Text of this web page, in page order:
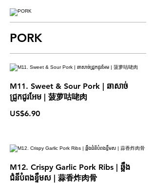
PORK
M11. Sweet & Sour Pork | ឆាសាច់
ជ្រូកជូរអែម​ | 菠萝咕咾肉
US$6.90
M12. Crispy Garlic Pork Ribs | ឆ្អឹង
ជំនីបំពងខ្ទឹមស | 蒜香炸肉骨